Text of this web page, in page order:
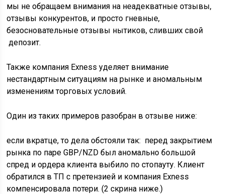
мы не обращаем внимания на неадекватные отзывы,
отзывы конкурентов, и просто гневные,
безосновательные отзывы нытиков, сливших свой
депозит.
Также компания Exness уделяет внимание
нестандартным ситуациям на рынке и аномальным
изменениям торговых условий.
Один из таких примеров разобран в отзыве ниже:
если вкратце, то дела обстояли так: перед закрытием
рынка по паре GBP/NZD был аномально большой
спред и ордера клиента выбило по стопауту. Клиент
обратился в ТП с претензией и компания Exness
компенсировала потери. (2 скрина ниже.)